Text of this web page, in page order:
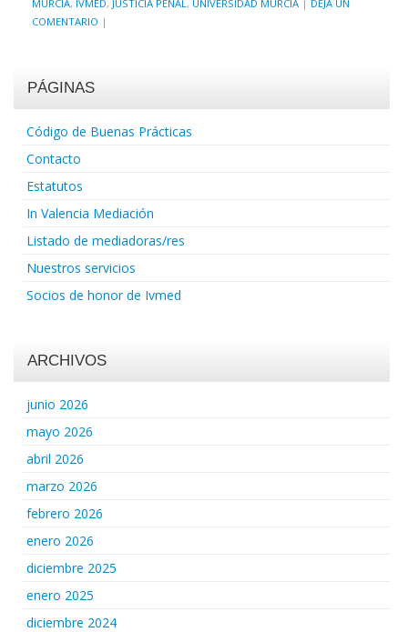
MURCIA, IVMED, JUSTICIA PENAL , UNIVERSIDAD MURCIA | DEJA UN
COMENTARIO |
PÁGINAS
Código de Buenas Prácticas
Contacto
Estatutos
In Valencia Mediación
Listado de mediadoras/res
Nuestros servicios
Socios de honor de Ivmed
ARCHIVOS
junio 2026
mayo 2026
abril 2026
marzo 2026
febrero 2026
enero 2026
diciembre 2025
enero 2025
diciembre 2024